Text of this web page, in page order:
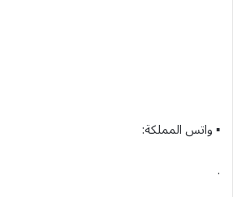
▪︎ واتس المملكة:
.